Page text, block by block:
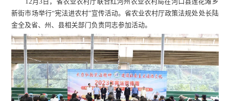
12月3日，省农业农村厅联合红河州农业农村局在河口县莲花滩乡
新街市场举行“宪法进农村”宣传活动。省农业农村厅政策法规处处长陆
金全及省、州、县相关部门负责同志参加活动。